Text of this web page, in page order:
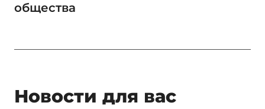
общества
Новости для вас